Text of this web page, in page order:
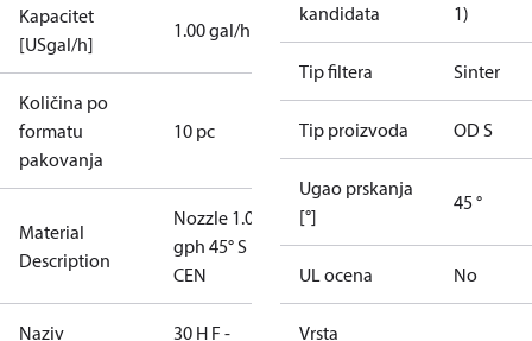
Kapacitet
[USgal/h]
1.00 gal/h
Količina po
formatu
pakovanja
10 pc
Material
Description
Nozzle 1.00
gph 45° S
CEN
Naziv 30 H F -
kandidata
1)
Tip filtera Sinter
Tip proizvoda OD S
Ugao prskanja
[°]
45 °
UL ocena No
Vrsta